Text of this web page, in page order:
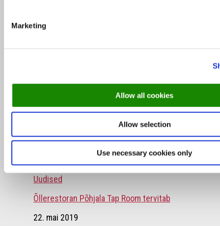
Marketing
Allow all cookies
Allow selection
Use necessary cookies only
Top 5: Nendesse restodesse on viimase kuu
jooksul enim laudu broneeritud!
21. mai 2021
Uudised
Õllerestoran Põhjala Tap Room tervitab
22. mai 2019